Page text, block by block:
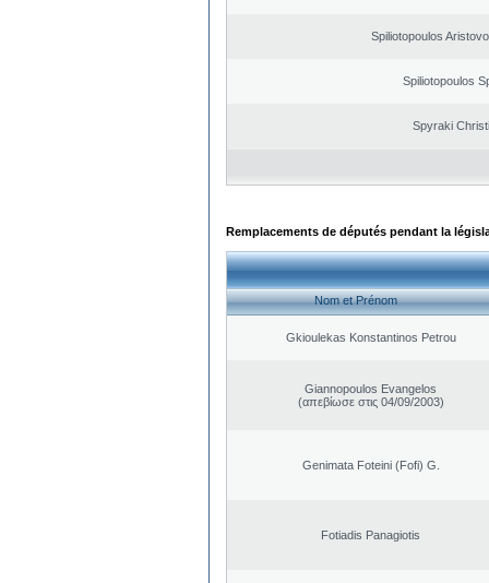
Spiliotopoulos
Spiliotopoulos
Spyraki
Remplacements de députés pendant la
Nom et Prénom
Gkioulekas Konstantinos Petrou
Giannopoulos Evangelos
(απεβίωσε στις 04/09/2003)
Genimata Foteini (Fofi) G.
Fotiadis Panagiotis